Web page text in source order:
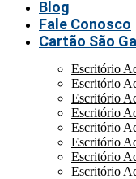
Blog
Fale Conosco
Cartão São
Escritório
Escritório
Escritório
Escritório
Escritório
Escritório
Escritório
Escritório